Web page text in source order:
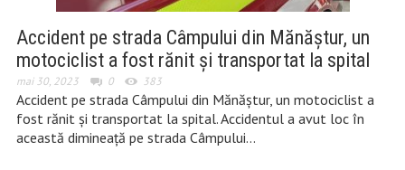
Accident pe strada Câmpului din Mănăștur, un
motociclist a fost rănit și transportat la spital
mai 30, 2023 0 383
Accident pe strada Câmpului din Mănăștur, un motociclist a
fost rănit și transportat la spital. Accidentul a avut loc în
această dimineață pe strada Câmpului…